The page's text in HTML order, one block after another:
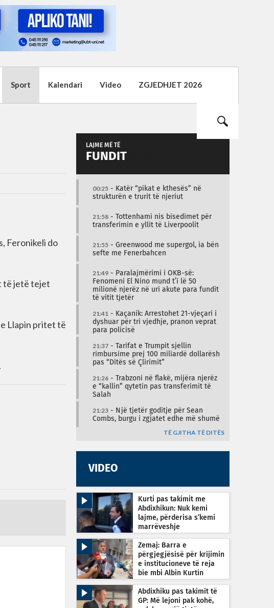
Sport Kalendari Video ZGJEDHJET 2026
Feronikeli do
të jetë tejet
Llapin pritet të
LAJME MË TË
FUNDIT
00:25 - Katër “pikat e kthesës” në
strukturën e trurit të njeriut
21:58 - Tottenhami nis bisedimet për
transferimin e yllit të Liverpoolit
21:55 - Greenwood me supergol, ia bën
sefte me Fenerbahcen
21:49 - Paralajmërimi i OKB-së:
Fenomeni El Nino mund t’i lë 50
milionë njerëz në uri akute para fundit
të vitit tjetër
21:41 - Kaçanik: Arrestohet 21-vjeçari i
dyshuar për tri vjedhje, pranon veprat
para policisë
21:37 - Tarifat e Trumpit sjellin
rimbursime prej 100 miliardë dollarësh
pas “Ditës së Çlirimit”
21:26 - Trabzoni në flakë, mijëra njerëz
e “kallin” qytetin pas transferimit të
Salah
21:23 - Një tjetër goditje për Sean
Combs, burgu i zgjatet edhe më shumë
TË GJITHA TË DITËS
VIDEO
Kurti pas takimit me
Abdixhikun: Nuk kemi
lajme, përderisa s’kemi
marrëveshje
Zemaj: Barra e
përgjegjësisë për krijimin
e institucioneve të reja
bie mbi Albin Kurtin
Abdixhiku pas takimit të
GP: Më lejoni pak kohë,